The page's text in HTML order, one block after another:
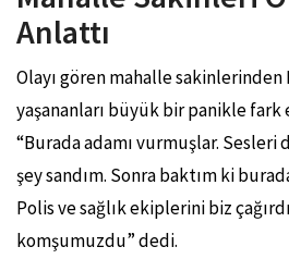
Anlattı
Olayı gören mahalle sakinlerinden
yaşananları büyük bir panikle
“Burada adamı vurmuşlar. Sesleri
şey sandım. Sonra baktım ki
Polis ve sağlık ekiplerini biz
komşumuzdu” dedi.